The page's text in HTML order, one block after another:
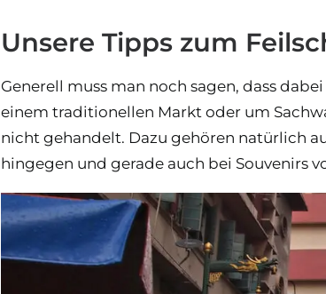
Unsere Tipps zum
Generell muss man noch sagen, dass
einem traditionellen Markt oder um
nicht gehandelt. Dazu gehören natürlich
hingegen und gerade auch bei Souvenirs